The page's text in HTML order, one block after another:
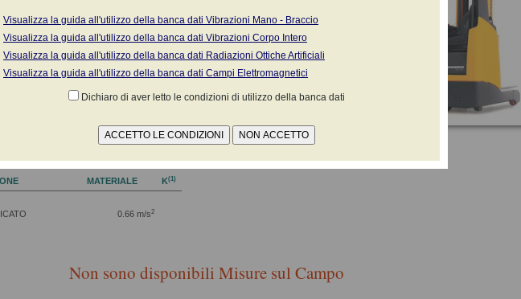
uso acquisito in sede di misura/censimento
eventuali modifiche e/o aggiornamenti apportati dal costruttore)
ai sensi della normaUNI EN 13059:2008
MATERIALE K(1)
0.66 m/s2
Non sono disponibili Misure sul Campo
Visualizza la guida all'utilizzo della banca dati Vibrazioni Mano - Braccio
Visualizza la guida all'utilizzo della banca dati Vibrazioni Corpo Intero
Visualizza la guida all'utilizzo della banca dati Radiazioni Ottiche Artificiali
Visualizza la guida all'utilizzo della banca dati Campi Elettromagnetici
Dichiaro di aver letto le condizioni di utilizzo della banca dati